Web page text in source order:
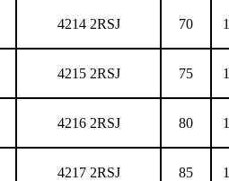
4214 2RSJ 70
4215 2RSJ 75
4216 2RSJ 80
4217 2RSJ 85